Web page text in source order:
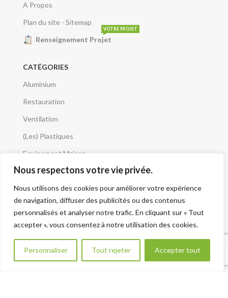
Nous respectons votre vie privée.
Nous utilisons des cookies pour améliorer votre expérience
de navigation, diffuser des publicités ou des contenus
personnalisés et analyser notre trafic. En cliquant sur « Tout
accepter », vous consentez à notre utilisation des cookies.
Personnaliser Tout rejeter Accepter tout
A Propos
Plan du site - Sitemap
Renseignement Projet
VOTRE PROJET
CATÉGORIES
Aluminium
Restauration
Ventilation
(Les) Plastiques
Equipement Maison
Aménagement Extérieur
CATALOGUES
Articles Récents
5 juin 2025
Besoin d aide ?